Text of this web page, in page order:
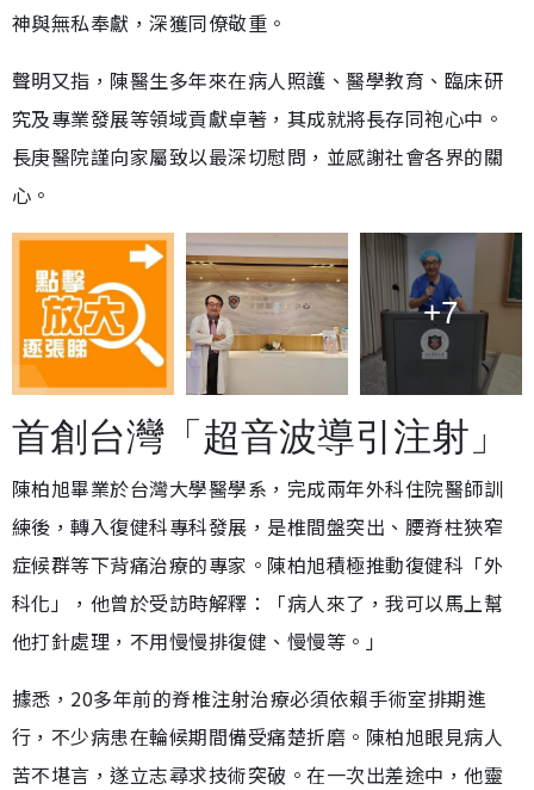
神與無私奉獻，深獲同僚敬重。
聲明又指，陳醫生多年來在病人照護、醫學教育、臨床研
究及專業發展等領域貢獻卓著，其成就將長存同袍心中。
長庚醫院謹向家屬致以最深切慰問，並感謝社會各界的關
心。
+7
首創台灣「超音波導引注射」
陳柏旭畢業於台灣大學醫學系，完成兩年外科住院醫師訓
練後，轉入復健科專科發展，是椎間盤突出、腰脊柱狹窄
症候群等下背痛治療的專家。陳柏旭積極推動復健科「外
科化」，他曾於受訪時解釋：「病人來了，我可以馬上幫
他打針處理，不用慢慢排復健、慢慢等。」
據悉，20多年前的脊椎注射治療必須依賴手術室排期進
行，不少病患在輪候期間備受痛楚折磨。陳柏旭眼見病人
苦不堪言，遂立志尋求技術突破。在一次出差途中，他靈